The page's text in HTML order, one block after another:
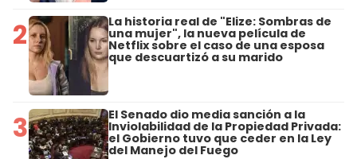
2 La historia real de "Elize: Sombras de
una mujer", la nueva película de
Netflix sobre el caso de una esposa
que descuartizó a su marido
3 El Senado dio media sanción a la
Inviolabilidad de la Propiedad Privada:
el Gobierno tuvo que ceder en la Ley
del Manejo del Fuego